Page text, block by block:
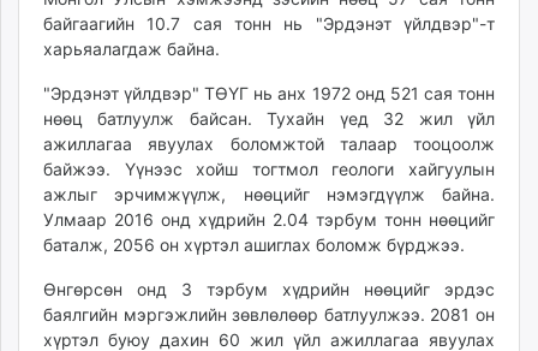
байгаагийн 10.7 сая тонн нь "Эрдэнэт үйлдвэр"-т
харьяалагдаж байна.
"Эрдэнэт үйлдвэр" ТӨҮГ нь анх 1972 онд 521 сая тонн
нөөц батлуулж байсан. Тухайн үед 32 жил үйл
ажиллагаа явуулах боломжтой талаар тооцоолж
байжээ. Үүнээс хойш тогтмол геологи хайгуулын
ажлыг эрчимжүүлж, нөөцийг нэмэгдүүлж байна.
Улмаар 2016 онд хүдрийн 2.04 тэрбум тонн нөөцийг
баталж, 2056 он хүртэл ашиглах боломж бүрджээ.
Өнгөрсөн онд 3 тэрбум хүдрийн нөөцийг эрдэс
баялгийн мэргэжлийн зөвлөлөөр батлуулжээ. 2081 он
хүртэл буюу дахин 60 жил үйл ажиллагаа явуулах